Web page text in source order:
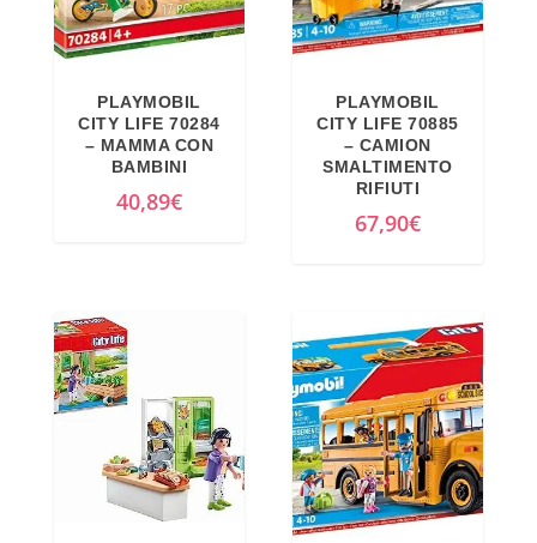
€
.
PLAYMOBIL
CITY LIFE 70284
– MAMMA CON
BAMBINI
40,89€
PLAYMOBIL
CITY LIFE 70885
– CAMION
SMALTIMENTO
RIFIUTI
67,90€